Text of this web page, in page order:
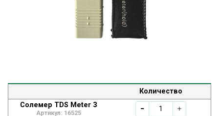
Количество
Солемер TDS Meter 3
Артикул: 16525